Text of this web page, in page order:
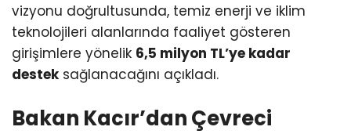
vizyonu doğrultusunda, temiz enerji ve iklim
teknolojileri alanlarında faaliyet gösteren
girişimlere yönelik 6,5 milyon TL’ye kadar
desteksağlanacağını açıkladı.
Bakan Kacır’dan Çevreci